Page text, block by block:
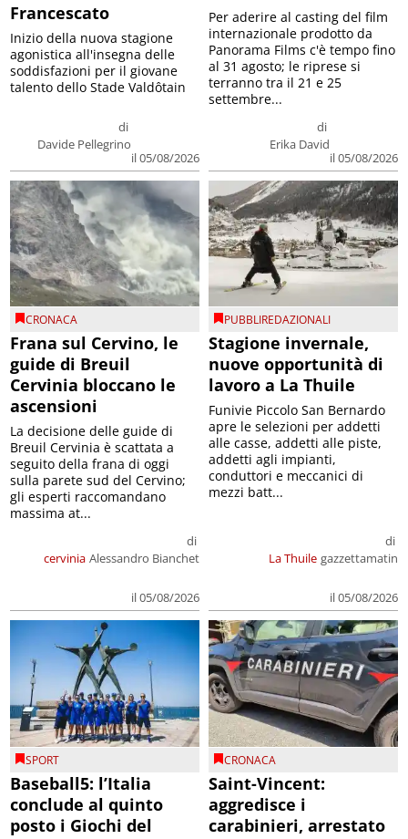
Francescato
di
Davide Pellegrino
il 05/08/2026
Inizio della nuova stagione
agonistica all'insegna delle
soddisfazioni per il giovane
talento dello Stade Valdôtain
di
Erika David
il 05/08/2026
Per aderire al casting del film
internazionale prodotto da
Panorama Films c'è tempo fino
al 31 agosto; le riprese si
terranno tra il 21 e 25
settembre...
CRONACA
Frana sul Cervino, le
guide di Breuil
Cervinia bloccano le
ascensioni
cervinia
di
Alessandro Bianchet
il 05/08/2026
La decisione delle guide di
Breuil Cervinia è scattata a
seguito della frana di oggi
sulla parete sud del Cervino;
gli esperti raccomandano
massima at...
PUBBLIREDAZIONALI
Stagione invernale,
nuove opportunità di
lavoro a La Thuile
La Thuile
di
gazzettamatin
il 05/08/2026
Funivie Piccolo San Bernardo
apre le selezioni per addetti
alle casse, addetti alle piste,
addetti agli impianti,
conduttori e meccanici di
mezzi batt...
SPORT
Baseball5: l’Italia
conclude al quinto
posto i Giochi del
CRONACA
Saint-Vincent:
aggredisce i
carabinieri, arrestato